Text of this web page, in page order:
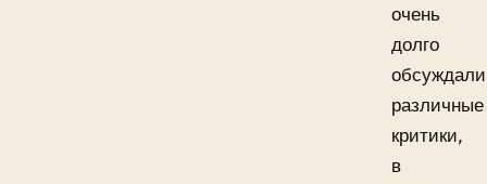
очень
долго
обсуждали
различные
критики,
в